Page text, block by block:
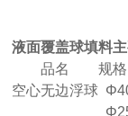
液面覆盖球填料
品名
规
空心无边浮球